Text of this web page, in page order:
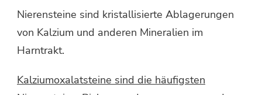
Nierensteine ​​sind kristallisierte Ablagerungen
von Kalzium und anderen Mineralien im
Harntrakt.
Kalziumoxalatsteine ​​sind die häufigsten